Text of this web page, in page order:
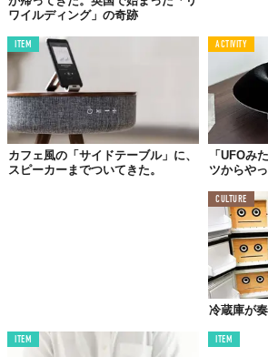
この世界は、もっと広い
ワイルディング」の奇跡
ITEM
カフェ風の「サイドテーブル」に、
スピーカーまでついてきた。
ACTIVITY
「UFOみ
ツからや
CULTURE
冷蔵庫が
ITEM ITEM